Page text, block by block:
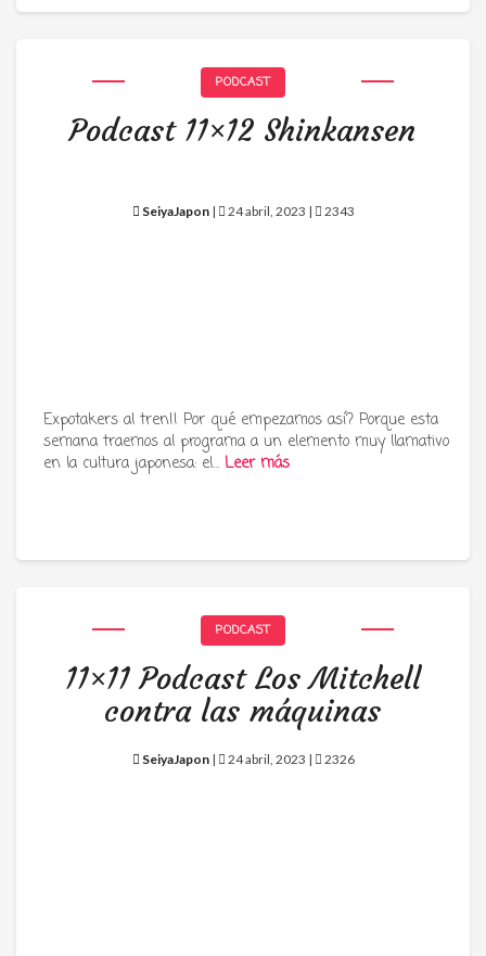
PODCAST
Podcast 11×12 Shinkansen
SeiyaJapon| 24 abril, 2023 | 2343
Expotakers al tren!! Por qué empezamos así? Porque esta
semana traemos al programa a un elemento muy llamativo
en la cultura japonesa: el… Leer más
PODCAST
11×11 Podcast Los Mitchell
contra las máquinas
SeiyaJapon| 24 abril, 2023 | 2326